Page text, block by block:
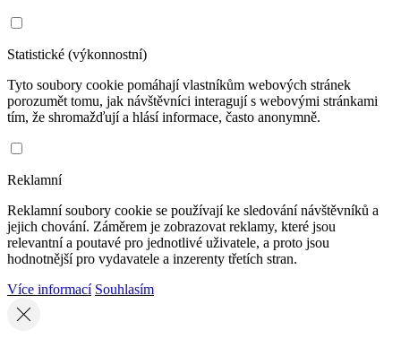
Statistické (výkonnostní)
Tyto soubory cookie pomáhají vlastníkům webových stránek
porozumět tomu, jak návštěvníci interagují s webovými stránkami
tím, že shromažďují a hlásí informace, často anonymně.
Reklamní
Reklamní soubory cookie se používají ke sledování návštěvníků a
jejich chování. Záměrem je zobrazovat reklamy, které jsou
relevantní a poutavé pro jednotlivé uživatele, a proto jsou
hodnotnější pro vydavatele a inzerenty třetích stran.
Více informací Souhlasím